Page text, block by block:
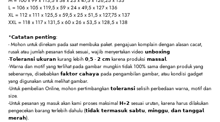
L = 106 x 105 x 119,5 x 59 x 24 x 49,5 x 127 x 136
XL = 112 x 111 x 125,5 x 59,5 x 25 x 51,5 x 127,75 x 137
XXL = 118 x 117 x 131,5 x 60 x 26 x 53,5 x 128,5 x 138
*𝗖𝗮𝘁𝗮𝘁𝗮𝗻 𝗽𝗲𝗻𝘁𝗶𝗻𝗴:
- Mohon untuk direkam pada saat membuka paket. pengajuan komplain dengan alasan cacat,
rusak atau jumlah pesanan tidak sesuai, wajib menyertakan video 𝘂𝗻𝗯𝗼𝘅𝗶𝗻𝗴
-𝗧𝗼𝗹𝗲𝗿𝗮𝗻𝘀𝗶 𝘂𝗸𝘂𝗿𝗮𝗻 kurang lebih 𝟬,𝟱 - 𝟮 𝗰𝗺 karena produksi 𝗺𝗮𝘀𝘀𝗮𝗹.
-Warna dan motif yang terlihat pada gambar mungkin tidak 100% sama dengan produk yang
sebenarnya, disebabkan 𝗳𝗮𝗸𝘁𝗼𝗿 𝗰𝗮𝗵𝗮𝘆𝗮 pada pengambilan gambar, atau kondisi gadget
yang digunakan untuk melihat gambar.
-Untuk pembelian Online, mohon pertimbangkan 𝘁𝗼𝗹𝗲𝗿𝗮𝗻𝘀𝗶 selisih perbedaan warna, motif dan
size.
-Untuk pesanan yg masuk akan kami proses maksimal 𝗛+𝟮 sesuai urutan, karena harus dilakukan
pengecekan barang terlebih dahulu (𝘁𝗶𝗱𝗮𝗸 𝘁𝗲𝗿𝗺𝗮𝘀𝘂𝗸 𝘀𝗮𝗯𝘁𝘂, 𝗺𝗶𝗻𝗴𝗴𝘂, 𝗱𝗮𝗻 𝘁𝗮𝗻𝗴𝗴𝗮𝗹
𝗺𝗲𝗿𝗮𝗵).